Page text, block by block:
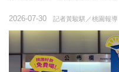
記者黃駿騏／桃園報導
2026-07-30